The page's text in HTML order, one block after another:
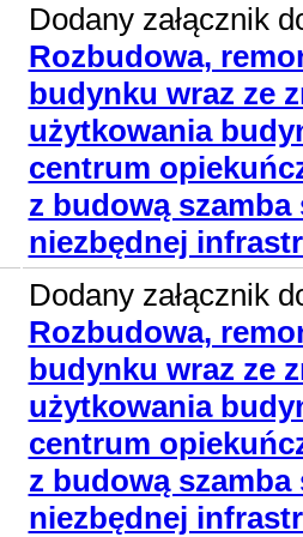
Dodany załącznik
Rozbudowa,
budynku wraz ze
użytkowania
centrum
z budową szamba
niezbędnej
Dodany załącznik
Rozbudowa,
budynku wraz ze
użytkowania
centrum
z budową szamba
niezbędnej